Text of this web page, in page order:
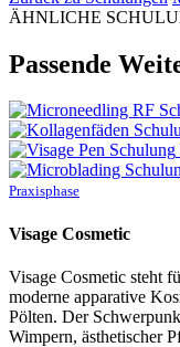
ÄHNLICHE
Passende
Praxisphase
Visage Cosmetic
Visage Cosmetic steht
moderne apparative
Pölten. Der
Wimpern, ästhetischer